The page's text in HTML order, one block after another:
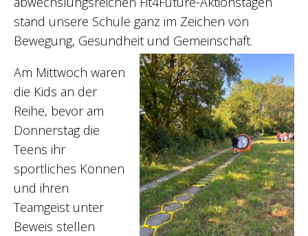
stand unsere Schule ganz im Zeichen von
Bewegung, Gesundheit und Gemeinschaft.
Am Mittwoch waren
die Kids an der
Reihe, bevor am
Donnerstag die
Teens ihr
sportliches Können
und ihren
Teamgeist unter
Beweis stellen